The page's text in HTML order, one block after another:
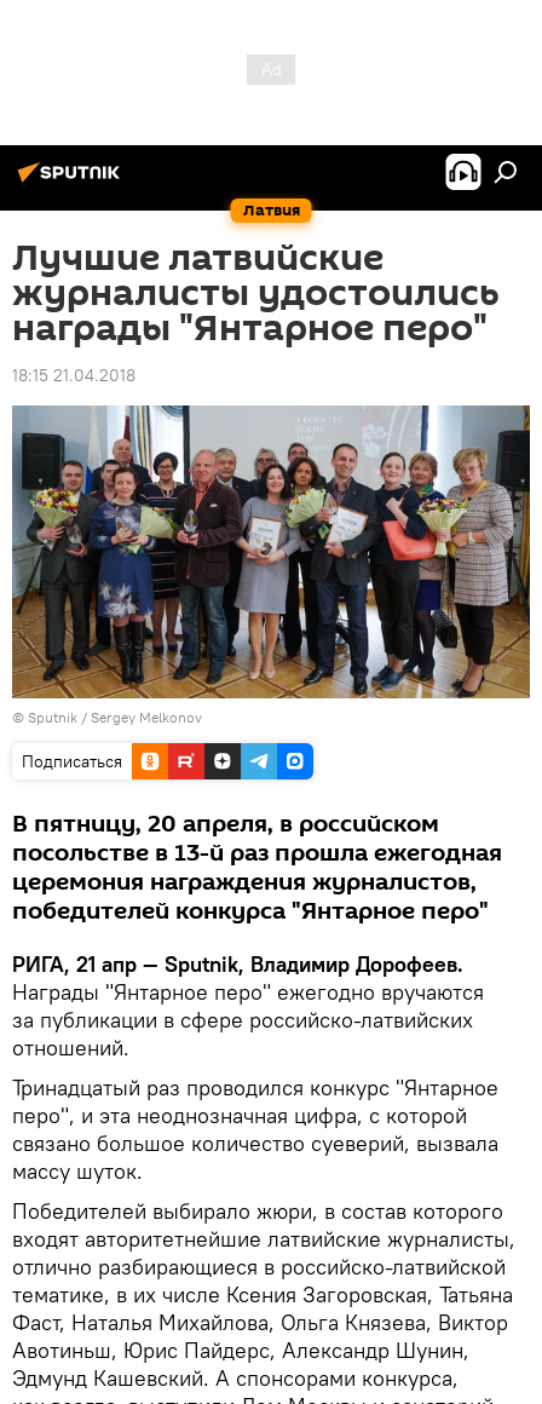
Латвия
Лучшие латвийские
журналисты удостоились
награды "Янтарное перо"
18:15 21.04.2018
© Sputnik / Sergey Melkonov
Подписаться
В пятницу, 20 апреля, в российском
посольстве в 13-й раз прошла ежегодная
церемония награждения журналистов,
победителей конкурса "Янтарное перо"
РИГА, 21 апр — Sputnik, Владимир Дорофеев.
Награды "Янтарное перо" ежегодно вручаются
за публикации в сфере российско-латвийских
отношений.
Тринадцатый раз проводился конкурс "Янтарное
перо", и эта неоднозначная цифра, с которой
связано большое количество суеверий, вызвала
массу шуток.
Победителей выбирало жюри, в состав которого
входят авторитетнейшие латвийские журналисты,
отлично разбирающиеся в российско-латвийской
тематике, в их числе Ксения Загоровская, Татьяна
Фаст, Наталья Михайлова, Ольга Князева, Виктор
Авотиньш, Юрис Пайдерс, Александр Шунин,
Эдмунд Кашевский. А спонсорами конкурса,